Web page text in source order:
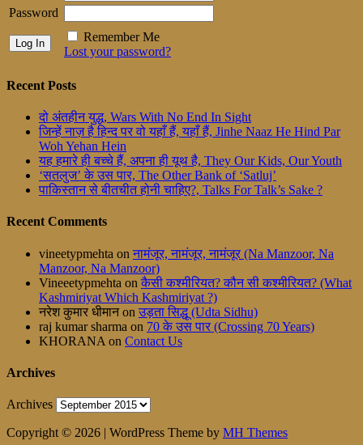
Password
Remember Me
Lost your password?
Recent Posts
दो अंतहीन युद्ध, Wars With No End In Sight
जिन्हें नाज़ है हिन्द पर वो यहाँ हैं, यहाँ हैं, Jinhe Naaz He Hind Par
Woh Yehan Hein
यह हमारे ही बच्चे हैं, अपना ही यूथ है, They Our Kids, Our Youth
‘सतलुज’ के उस पार, The Other Bank of ‘Satluj’
पाकिस्तान से बीतचीत होनी चाहिए?, Talks For Talk’s Sake ?
Recent Comments
vineetypmehta on नामंजूर, नामंजूर, नामंजूर (Na Manzoor, Na
Manzoor, Na Manzoor)
Vineeetypmehta on कैसी कश्मीरियत? कौन सी कश्मीरियत? (What
Kashmiriyat Which Kashmiriyat ?)
नरेश कुमार धीमानon उड़ता सिद्धू (Udta Sidhu)
raj kumar sharma on 70 के उस पार (Crossing 70 Years)
KHORANA on Contact Us
Archives
Archives
Copyright © 2026 | WordPress Theme by MH Themes